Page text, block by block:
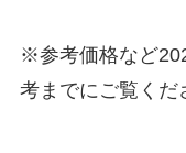
※参考価格など
考までにご覧くだ